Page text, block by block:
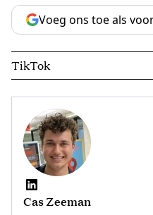
Voeg ons toe als
TikTok
Cas Zeeman